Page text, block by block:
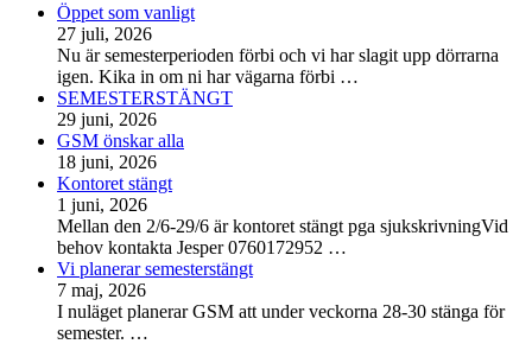
Öppet som vanligt
27 juli, 2026
Nu är semesterperioden förbi och vi har slagit upp dörrarna
igen. Kika in om ni har vägarna förbi …
SEMESTERSTÄNGT
29 juni, 2026
GSM önskar alla
18 juni, 2026
Kontoret stängt
1 juni, 2026
Mellan den 2/6-29/6 är kontoret stängt pga sjukskrivningVid
behov kontakta Jesper 0760172952 …
Vi planerar semesterstängt
7 maj, 2026
I nuläget planerar GSM att under veckorna 28-30 stänga för
semester. …